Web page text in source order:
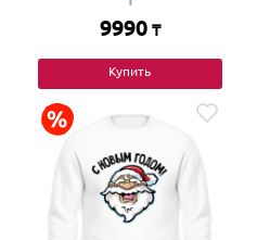
9990 ₸
Купить